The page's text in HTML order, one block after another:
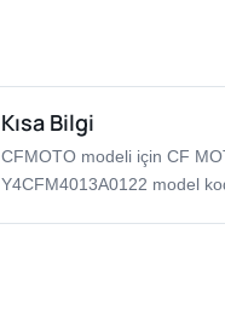
Kısa Bilgi
CFMOTO modeli için CF
Y4CFM4013A0122 model